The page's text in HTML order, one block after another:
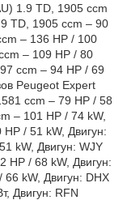
1.9 TD, 1905 ccm
TD, 1905 ccm – 90
– 136 HP / 100
– 109 HP / 80
ccm – 94 HP / 69
Peugeot Expert
ccm – 79 HP / 58
– 101 HP / 74 kW,
/ 51 kW, Двигун:
kW, Двигун: WJY
HP / 68 kW, Двигун:
kW, Двигун: DHX
Двигун: RFN